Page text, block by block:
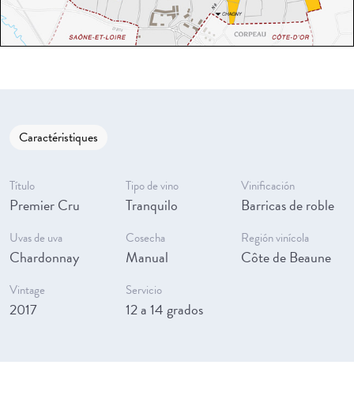
Caractéristiques
Título
Premier Cru
Tipo de vino
Tranquilo
Vinificación
Barricas de roble
Uvas de uva
Chardonnay
Cosecha
Manual
Región vinícola
Côte de Beaune
Vintage
2017
Servicio
12 a 14 grados